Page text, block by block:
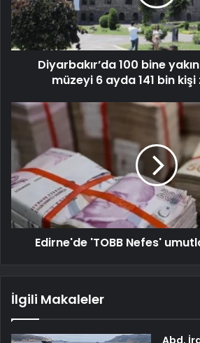
Diyarbakır’da 100 bine
müzeyi 6 ayda 141 bin
Edirne'de 'TOBB Nefes'
İlgili Makaleler